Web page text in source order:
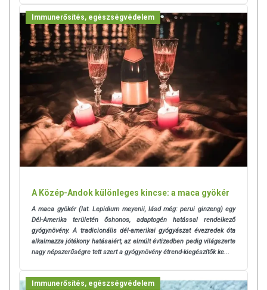
hatást tulajdonítani.
Immunerősítés, egészségvédelem
A Közép-Andok különleges kincse: a maca gyökér
A maca gyökér (lat. Lepidium meyenii, lásd még: perui ginzeng) egy
Dél-Amerika területén őshonos, adaptogén hatással rendelkező
gyógynövény. A tradicionális dél-amerikai gyógyászat évezredek óta
alkalmazza jótékony hatásaiért, az elmúlt évtizedben pedig világszerte
nagy népszerűségre tett szert a gyógynövény étrend-kiegészítők ke...
Immunerősítés, egészségvédelem